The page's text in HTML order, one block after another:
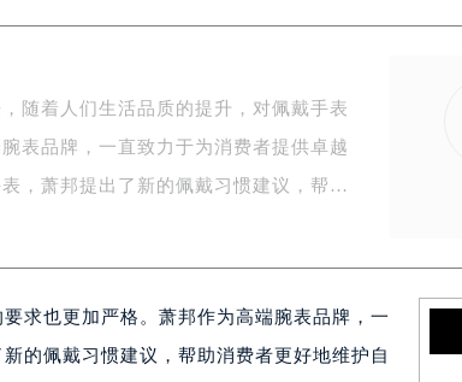
室（需提前预约）
座办公楼14层07室（需提前预约）
1508室（需提前预约）
需提前预约）
需提前预约）
随着人们生活品质的提升，对佩戴手表
表品牌，一直致力于为消费者提供卓越
，萧邦提出了新的佩戴习惯建议，帮
求也更加严格。萧邦作为高端腕表品牌，一
的佩戴习惯建议，帮助消费者更好地维护自